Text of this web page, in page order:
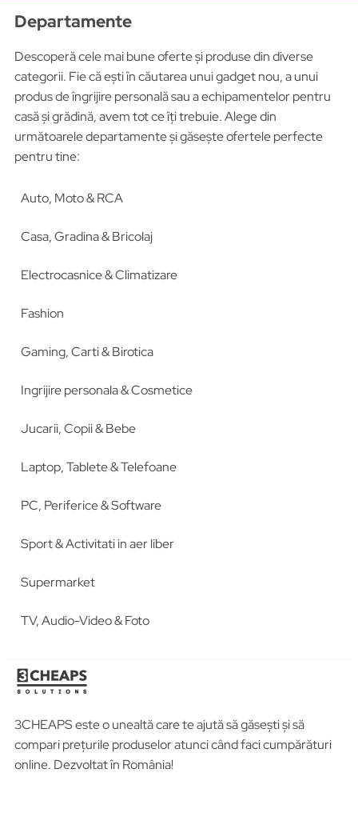
Departamente
Descoperă cele mai bune oferte și produse din diverse
categorii. Fie că ești în căutarea unui gadget nou, a unui
produs de îngrijire personală sau a echipamentelor pentru
casă și grădină, avem tot ce îți trebuie. Alege din
următoarele departamente și găsește ofertele perfecte
pentru tine:
Auto, Moto & RCA
Casa, Gradina & Bricolaj
Electrocasnice & Climatizare
Fashion
Gaming, Carti & Birotica
Ingrijire personala & Cosmetice
Jucarii, Copii & Bebe
Laptop, Tablete & Telefoane
PC, Periferice & Software
Sport & Activitati in aer liber
Supermarket
TV, Audio-Video & Foto
3CHEAPS este o unealtă care te ajută să găsești și să
compari prețurile produselor atunci când faci cumpărături
online. Dezvoltat în România!